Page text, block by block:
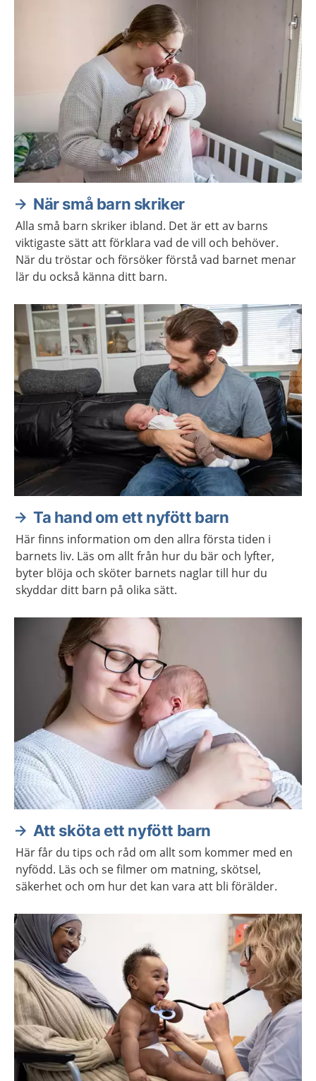
När små barn skriker
Alla små barn skriker ibland. Det är ett av barns
viktigaste sätt att förklara vad de vill och behöver.
När du tröstar och försöker förstå vad barnet menar
lär du också känna ditt barn.
Ta hand om ett nyfött barn
Här finns information om den allra första tiden i
barnets liv. Läs om allt från hur du bär och lyfter,
byter blöja och sköter barnets naglar till hur du
skyddar ditt barn på olika sätt.
Att sköta ett nyfött barn
Här får du tips och råd om allt som kommer med en
nyfödd. Läs och se filmer om matning, skötsel,
säkerhet och om hur det kan vara att bli förälder.